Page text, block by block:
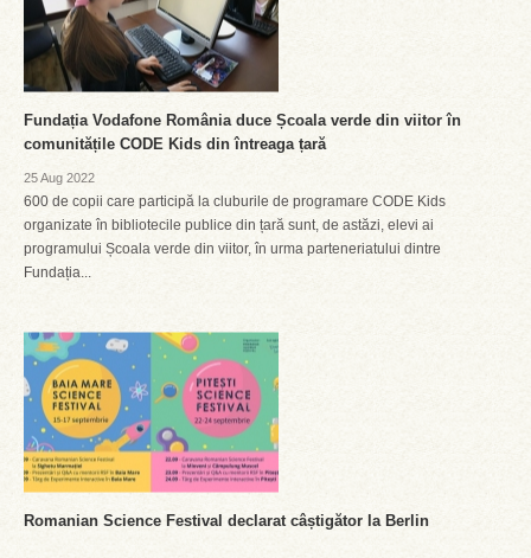
Fundația Vodafone România duce Școala verde din viitor în
comunitățile CODE Kids din întreaga țară
25 Aug 2022
600 de copii care participă la cluburile de programare CODE Kids
organizate în bibliotecile publice din țară sunt, de astăzi, elevi ai
programului Școala verde din viitor, în urma parteneriatului dintre
Fundația...
Romanian Science Festival declarat câștigător la Berlin